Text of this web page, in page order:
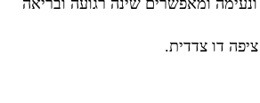
דו צדדית.